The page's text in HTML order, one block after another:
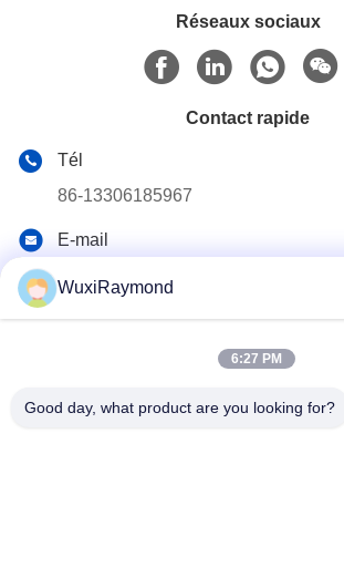
Réseaux sociaux
Contact rapide
Tél
86-13306185967
E-mail
214185 République populaire de Chine
WuxiRaymond
6:27 PM
Good day, what product are you looking for?